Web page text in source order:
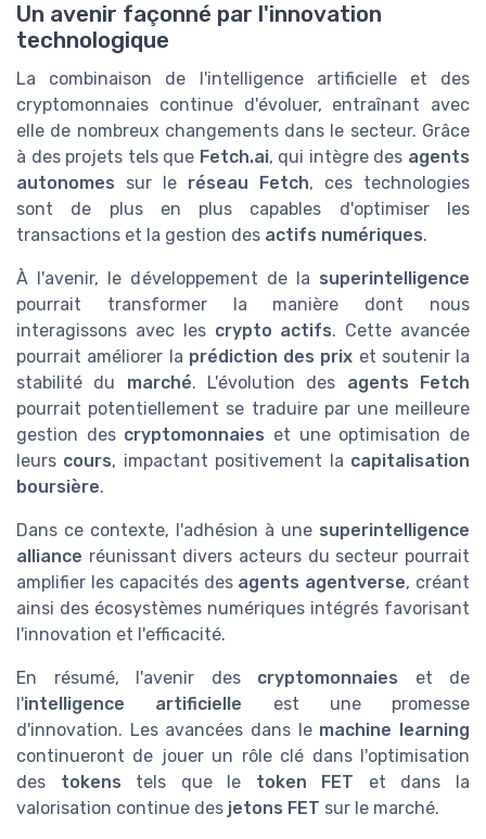
Un avenir façonné par l'innovation
technologique
La combinaison de l'intelligence artificielle et des
cryptomonnaies continue d'évoluer, entraînant avec
elle de nombreux changements dans le secteur. Grâce
à des projets tels que Fetch.ai, qui intègre des agents
autonomes sur le réseau Fetch, ces technologies
sont de plus en plus capables d'optimiser les
transactions et la gestion des actifs numériques.
À l'avenir, le développement de la superintelligence
pourrait transformer la manière dont nous
interagissons avec les crypto actifs. Cette avancée
pourrait améliorer la prédiction des prix et soutenir la
stabilité du marché. L'évolution des agents Fetch
pourrait potentiellement se traduire par une meilleure
gestion des cryptomonnaies et une optimisation de
leurs cours, impactant positivement la capitalisation
boursière.
Dans ce contexte, l'adhésion à une superintelligence
alliance réunissant divers acteurs du secteur pourrait
amplifier les capacités des agents agentverse, créant
ainsi des écosystèmes numériques intégrés favorisant
l'innovation et l'efficacité.
En résumé, l'avenir des cryptomonnaies et de
l'intelligence artificielle est une promesse
d'innovation. Les avancées dans le machine learning
continueront de jouer un rôle clé dans l'optimisation
des tokens tels que le token FET et dans la
valorisation continue des jetons FET sur le marché.